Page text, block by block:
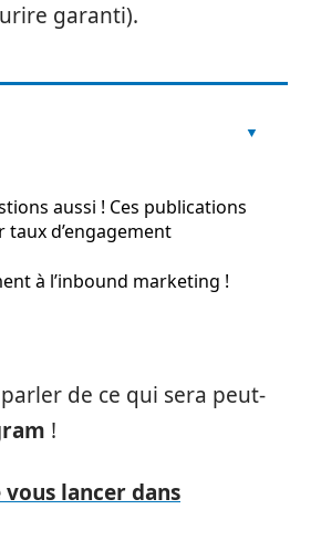
garanti).
aussi ! Ces publications
d’engagement
à l’inbound marketing !
de ce qui sera peut-
!
lancer dans